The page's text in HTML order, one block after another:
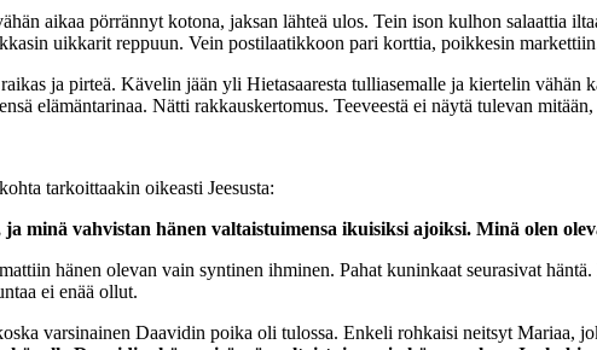
aikaa pörrännyt kotona, jaksan lähteä ulos. Tein ison kulhon salaattia
uikkarit reppuun. Vein postilaatikkoon pari korttia, poikkesin
ja pirteä. Kävelin jään yli Hietasaaresta tulliasemalle ja kiertelin
elämäntarinaa. Nätti rakkauskertomus. Teeveestä ei näytä tulevan
tarkoittaakin oikeasti Jeesusta:
minä vahvistan hänen valtaistuimensa ikuisiksi ajoiksi. Minä olen
hänen olevan vain syntinen ihminen. Pahat kuninkaat seurasivat
ei enää ollut.
varsinainen Daavidin poika oli tulossa. Enkeli rohkaisi neitsyt Mariaa,